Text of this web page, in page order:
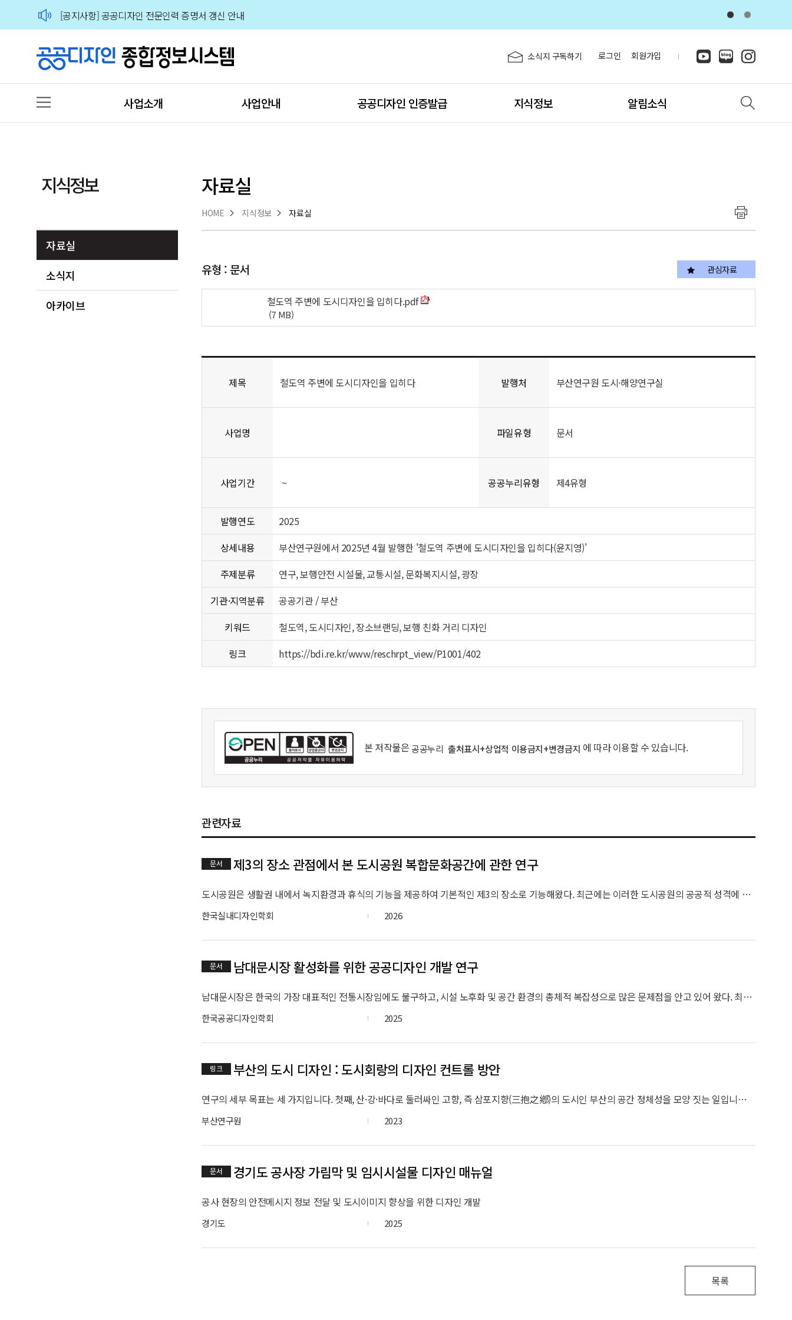
[공지사항] 공공디자인 전문인력 증명서 갱신 안내
🙋‍♀️🙋‍♂️2026 공공디자인 분야 전문가 인력풀 상시 모집 공고
소식지 구독하기 로그인 회원가입
사업소개 사업안내 공공디자인 인증발급 지식정보 알림소식
지식정보
자료실
소식지
아카이브
자료실
HOME 지식정보 자료실
유형 : 문서 관심자료
철도역 주변에 도시디자인을 입히다.pdf
(7 MB)
제목 철도역 주변에 도시디자인을 입히다 발행처 부산연구원 도시·해양연구실
사업명 파일유형 문서
사업기간 ~ 공공누리유형 제4유형
발행연도
2025
상세내용
부산연구원에서 2025년 4월 발행한 '철도역 주변에 도시디자인을 입히다(윤지영)'
주제분류
연구, 보행안전 시설물, 교통시설, 문화복지시설, 광장
기관·지역분류
공공기관 / 부산
키워드
철도역, 도시디자인, 장소브랜딩, 보행 친화 거리 디자인
링크
https://bdi.re.kr/www/reschrpt_view/P1001/402
본 저작물은공공누리 출처표시+상업적 이용금지+변경금지 에 따라 이용할 수 있습니다.
관련자료
문서 제3의 장소 관점에서 본 도시공원 복합문화공간에 관한 연구
도시공원은 생활권 내에서 녹지환경과 휴식의 기능을 제공하여 기본적인 제3의 장소로 기능해왔다. 최근에는 이러한 도시공원의 공공적 성격에 기초하여 문화 및 교육, 커뮤니티의 기능을 통합한 도시공원 복합문화공간 조성을 통해 제3의 장소로서의 역할을 강화하고 있다. 따라서 본 연구는 제3의 장소의 특성에 기초한 도시공원 복합문화공간 분석을 통해 지역 공동체 회복과 지역 커뮤니티 활성화를 도모하는 공공공간으로서의 개선 및 발전 방향성을 제시하는 데 목적이 있다.
한국실내디자인학회 2026
문서 남대문시장 활성화를 위한 공공디자인 개발 연구
남대문시장은 한국의 가장 대표적인 전통시장임에도 불구하고, 시설 노후화 및 공간 환경의 총체적 복잡성으로 많은 문제점을 안고 있어 왔다. 최근 서울시의 남대문시장 아케이드 조성 등 관련 프로젝트 전개 및 명동에서 숭례문까지의 동선 연계를 위한 다양한 접근이 시도되고 있다. 본 연구는 이 중 남대문시장 내 3개의 거리 및 골목길에 대한 공공디자인 개발안의 전반적 프로세스를 학문적으로 정리하여, 공공디자인 개발과정 수립시 참고할 수 있는 체계적 자료를 제공하는데 목적을 두고 있다. 본 연구에서는 괴테 색채론, 웨이파인딩 이론, 브랜드스케이핑 개념을 이론적 토대로 활용하여 남대문시장을 분석하고 장소브랜딩 관점에서 통합적 공공디자인을 수행하는 프로세스를 제시하고 있다. 특히 복잡한 시장 색채 환경에서 흑백 대비를 활용한 디자인 접근을 통해 공공정보가 상업정보보다 높은 정보 위계를 가지도록 하는 개념적 혁신을 제시한다. 동시에 상권활성화를 위해 골목을 유도하거나 판매물품을 상징하는 흥미로운 흑백 일러스트레이션을 도입한 다양한 디자인 개발안도 제시한다. 이러한 개발안은 향후 연구자와 디자이너들에게 전통시장의 공공디자인 개발시 고려해야 할 정체성의 방향과 기능적 고려사항이 무엇인지를 명확히 이해하는 계기를 제공할 것이다.
한국공공디자인학회 2025
링크 부산의 도시 디자인 : 도시회랑의 디자인 컨트롤 방안
연구의 세부 목표는 세 가지입니다. 첫째, 산·강·바다로 둘러싸인 고향, 즉 삼포지향(三抱之鄕)의 도시인 부산의 공간 정체성을 모양 짓는 일입니다. 이에 산·강·바다 생명을 품은 부산의 재발견과 길 관련 역사·문화 자원의 재조명이 필요합니다. 이를 바탕으로 트라이포트 중심 부·울·경 메가시티, 초 광역권 등의 실현을 돕는 도시 디자인 해법을 마련해야 합니다. 둘째, 길의 도시인 부산의 공간에 매력을 입혀 심미적 공간 경험을 느낄 수 있게 도시 디자인을 컨트롤해야 합니다. 하늘 길, 바다 길, 산길, 철길, 찻길, 보행 길 등의 재탄생 방안이 필요하며 길로 통하는 광장, 공원 등을 재 활성화해야 합니다. 또한 15분 도시의 동네 생활권 을 잇는 교류 및 소통 공간을 다시 맞추어야 합니다. 셋째, 글로벌 허브 도시를 지향하는 부산의 공간 품격을 갖추어 부산의 브랜드 아우라(Aura)를 형성할 수 있어야 합니다. 이를 통해 해양수도, 영화의 도시, 2030엑스포 등에 걸맞는 도시 공간을 구축할 수 있습니다. 첨단 기술과 예술을 바탕으로 미래 도시 문명을 선도하는 세계 선도 도시로의 도약을 이루어야 하겠습니다.
부산연구원 2023
문서 경기도 공사장 가림막 및 임시시설물 디자인 매뉴얼
공사 현장의 안전메시지 정보 전달 및 도시이미지 향상을 위한 디자인 개발
경기도 2025
목록